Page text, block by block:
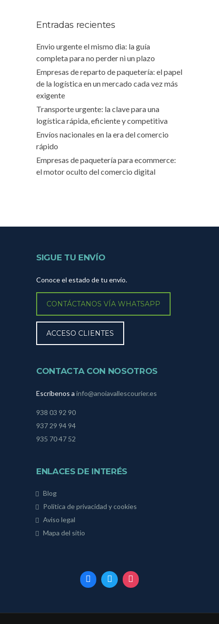
Entradas recientes
Envio urgente el mismo dia: la guía
completa para no perder ni un plazo
Empresas de reparto de paquetería: el papel
de la logística en un mercado cada vez más
exigente
Transporte urgente: la clave para una
logística rápida, eficiente y competitiva
Envíos nacionales en la era del comercio
rápido
Empresas de paquetería para ecommerce:
el motor oculto del comercio digital
SIGUE TU ENVÍO
Conoce el estado de tu envío.
CONTÁCTANOS VÍA WHATSAPP
ACCESO CLIENTES
CONTACTA CON NOSOTROS
Escríbenos a info@anoiavallescourier.es
938 03 92 90
937 29 94 94
935 70 47 52
ENLACES DE INTERÉS
Blog
Política de privacidad y cookies
Aviso legal
Mapa del sitio